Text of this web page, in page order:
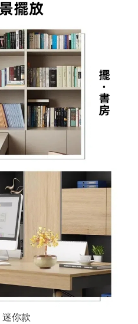
迷你款